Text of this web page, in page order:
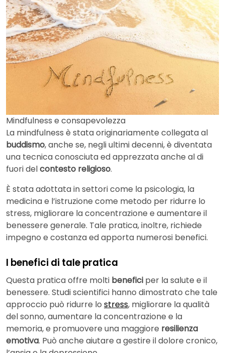
Mindfulness e consapevolezza
La mindfulness è stata originariamente collegata al
buddismo, anche se, negli ultimi decenni, è diventata
una tecnica conosciuta ed apprezzata anche al di
fuori delcontesto religioso.
È stata adottata in settori come la psicologia, la
medicina e l’istruzione come metodo per ridurre lo
stress, migliorare la concentrazione e aumentare il
benessere generale. Tale pratica, inoltre, richiede
impegno e costanza ed apporta numerosi benefici.
I benefici di tale pratica
Questa pratica offre molti benefici per la salute e il
benessere. Studi scientifici hanno dimostrato che tale
approccio può ridurre lo stress, migliorare la qualità
del sonno, aumentare la concentrazione e la
memoria, e promuovere una maggiore resilienza
emotiva. Può anche aiutare a gestire il dolore cronico,